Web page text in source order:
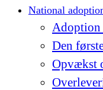
National
Adoption
Den
Opvækst